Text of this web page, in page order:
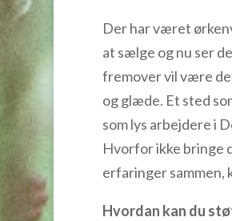
Der har været
at sælge og nu ser
fremovervil være
og glæde. Et sted
som lys arbejdere i
Hvorfor ikke bringe
erfaringer
Hvordan kan du